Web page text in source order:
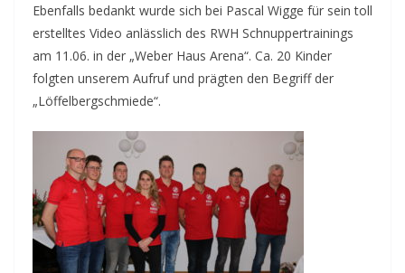
Ebenfalls bedankt wurde sich bei Pascal Wigge für sein toll
erstelltes Video anlässlich des RWH Schnuppertrainings
am 11.06. in der „Weber Haus Arena“. Ca. 20 Kinder
folgten unserem Aufruf und prägten den Begriff der
„Löffelbergschmiede“.